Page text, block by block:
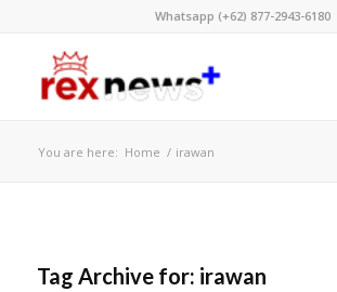
Whatsapp (+62) 877-2943-6180
You are here: Home / irawan
Tag Archive for: irawan